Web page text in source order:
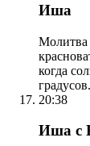
Иша
Молитва
когда
20:38
Иша с